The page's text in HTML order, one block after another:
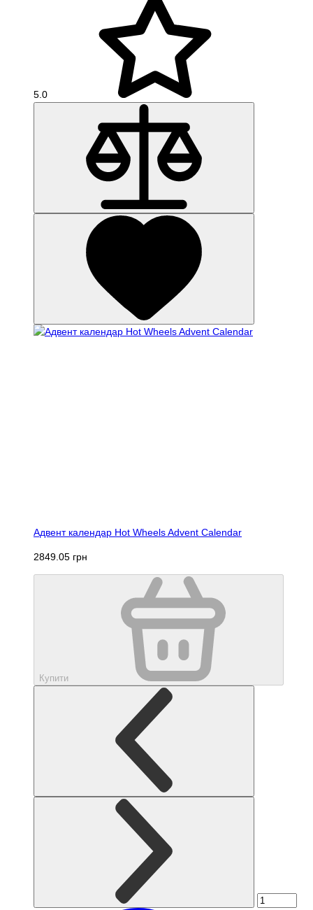
5.0
Адвент календар Hot Wheels Advent Calendar
2849.05 грн
Купити